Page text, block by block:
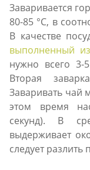
Заваривается
80-85 °С, в
В качестве
выполненный
нужно всего 3-
Вторая
Заваривать чай
этом время
секунд). В
выдерживает
следует